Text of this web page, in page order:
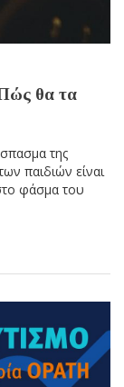
Πώς θα τα
της
παιδιών είναι
φάσμα του